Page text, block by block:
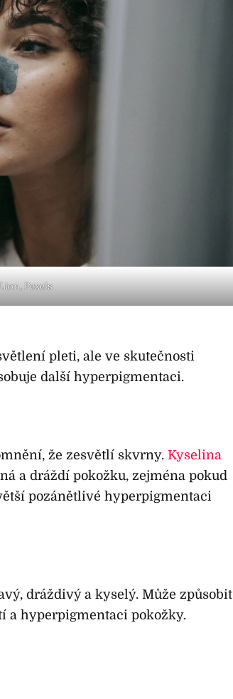
Pexels
pleti, ale ve skutečnosti
další hyperpigmentaci.
že zesvětlí skvrny. Kyselina
a dráždí pokožku, zejména pokud
pozánětlivé hyperpigmentaci
dráždivý a kyselý. Může způsobit
a hyperpigmentaci pokožky.